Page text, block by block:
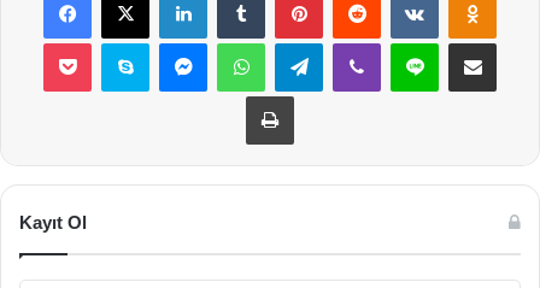
Pocket Skype MessengerWhatsAppTelegramViber Line E-Posta ile
Yazdır
Kayıt Ol